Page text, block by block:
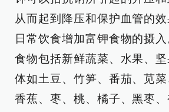
从而起到降压和保护血管的
日常饮食增加富钾食物的摄
食物包括新鲜蔬菜、水果、
体如土豆、竹笋、番茄、苋菜
香蕉、枣、桃、橘子、黑枣